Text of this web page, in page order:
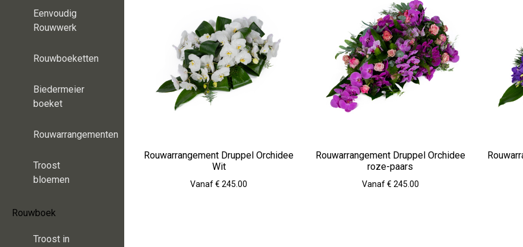
Eenvoudig
Rouwwerk
Rouwboeketten
Biedermeier
boeket
Rouwarrangementen
Troost
bloemen
Rouwboek
Troost in
Rouwarrangement Druppel Orchidee
Wit
Vanaf € 245.00
Rouwarrangement Druppel Orchidee
roze-paars
Vanaf € 245.00